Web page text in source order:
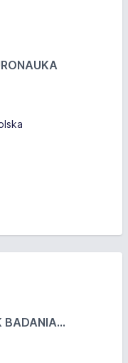
BADANIA...